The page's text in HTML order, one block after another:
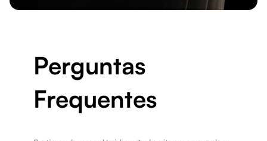
Perguntas
Frequentes